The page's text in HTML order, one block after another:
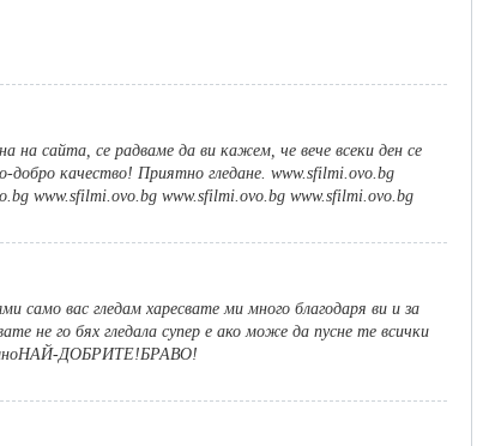
на сайта, се радваме да ви кажем, че вече всеки ден се
добро качество! Приятно гледане. www.sfilmi.ovo.bg
www.sfilmi.ovo.bg www.sfilmi.ovo.bg www.sfilmi.ovo.bg
само вас гледам харесвате ми много благодаря ви и за
не го бях гледала супер е ако може да пусне те всички
ДОБРИТЕ!БРАВО!